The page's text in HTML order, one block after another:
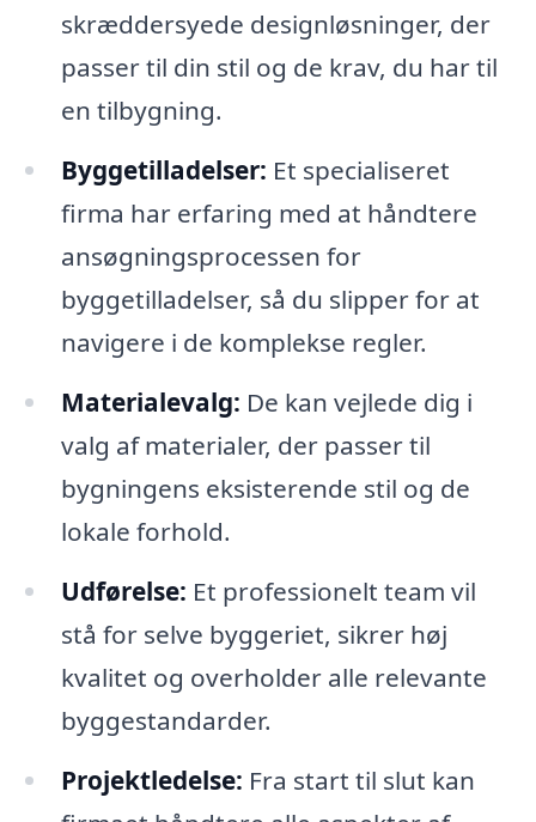
skræddersyede designløsninger, der
passer til din stil og de krav, du har til
en tilbygning.
Byggetilladelser: Et specialiseret
firma har erfaring med at håndtere
ansøgningsprocessen for
byggetilladelser, så du slipper for at
navigere i de komplekse regler.
Materialevalg: De kan vejlede dig i
valg af materialer, der passer til
bygningens eksisterende stil og de
lokale forhold.
Udførelse: Et professionelt team vil
stå for selve byggeriet, sikrer høj
kvalitet og overholder alle relevante
byggestandarder.
Projektledelse: Fra start til slut kan